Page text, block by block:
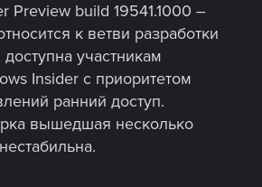
Preview build 19541.1000 –
к ветви разработки
доступна участникам
Insider с приоритетом
ранний доступ.
вышедшая несколько